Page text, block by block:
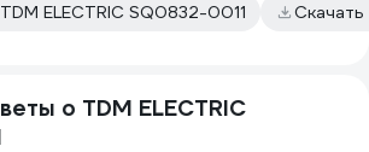
ELECTRIC SQ0832-0011
о TDM ELECTRIC